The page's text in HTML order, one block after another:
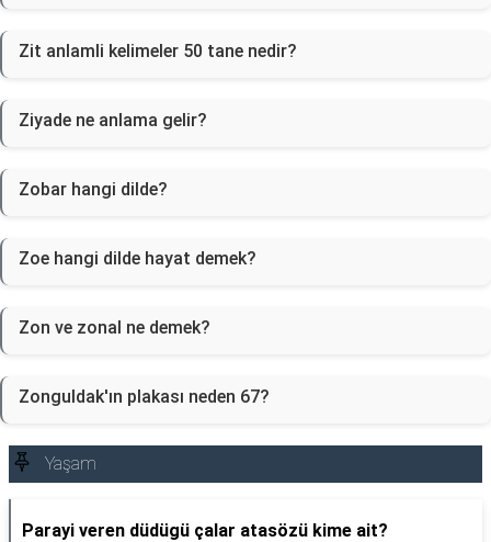
Zit anlamli kelimeler 50 tane nedir?
Ziyade ne anlama gelir?
Zobar hangi dilde?
Zoe hangi dilde hayat demek?
Zon ve zonal ne demek?
Zonguldak'ın plakası neden 67?
Yaşam
Parayi veren düdügü çalar atasözü kime ait?